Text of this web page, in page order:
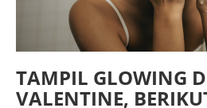
TAMPIL GLOWING
VALENTINE,